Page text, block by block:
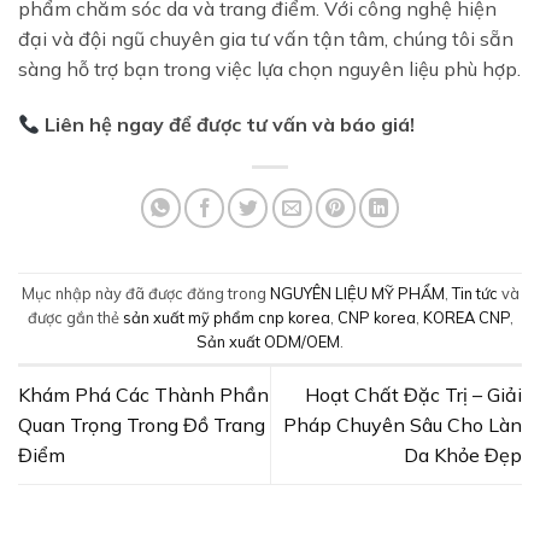
phẩm chăm sóc da và trang điểm. Với công nghệ hiện
đại và đội ngũ chuyên gia tư vấn tận tâm, chúng tôi sẵn
sàng hỗ trợ bạn trong việc lựa chọn nguyên liệu phù hợp.
Liên hệ ngay để được tư vấn và báo giá!
Mục nhập này đã được đăng trong NGUYÊN LIỆU MỸ PHẨM,Tin tức và
được gắn thẻ sản xuất mỹ phẩm cnp korea, CNP korea, KOREA CNP,
Sản xuất ODM/OEM.
Khám Phá Các Thành Phần
Quan Trọng Trong Đồ Trang
Điểm
Hoạt Chất Đặc Trị – Giải
Pháp Chuyên Sâu Cho Làn
Da Khỏe Đẹp